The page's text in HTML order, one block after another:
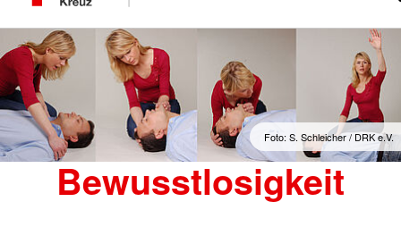
Foto: S. Schleicher / DRK e.V.
Bewusstlosigkeit